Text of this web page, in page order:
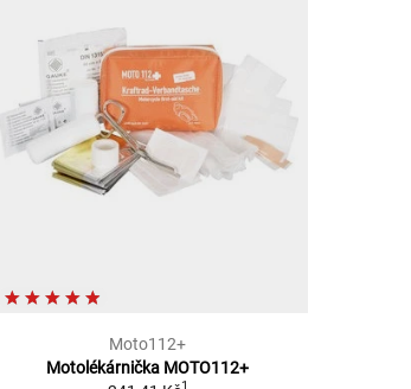
Moto112+
Motolékárnička MOTO112+